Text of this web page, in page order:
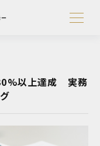
以上達成 実務